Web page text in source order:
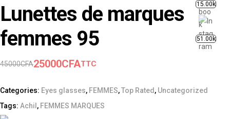
Lunettes de marques
femmes 95
45000CFA25000CFATTC
Categories: Eyes glasses, FEMMES,Top Rated , Uncategorized
Tags: Achil , FEMMES MARQUES
15.00k
51.00k